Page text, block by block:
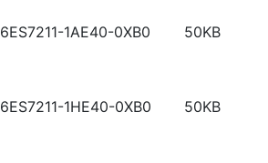
6ES7211-1AE40-0XB0 50KB
6ES7211-1HE40-0XB0 50KB